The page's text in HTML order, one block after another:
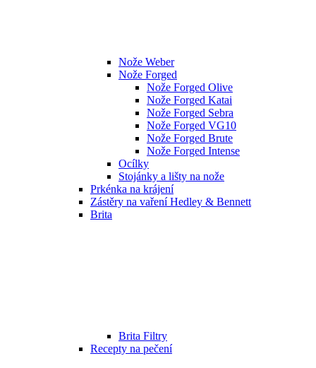
Nože Weber
Nože Forged
Nože Forged Olive
Nože Forged Katai
Nože Forged Sebra
Nože Forged VG10
Nože Forged Brute
Nože Forged Intense
Ocílky
Stojánky a lišty na nože
Prkénka na krájení
Zástěry na vaření Hedley & Bennett
Brita
Brita Filtry
Recepty na pečení